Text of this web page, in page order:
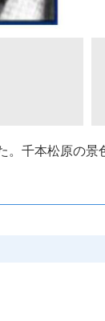
。千本松原の景